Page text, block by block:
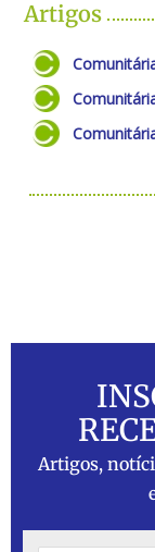
Artigos
Artigos,